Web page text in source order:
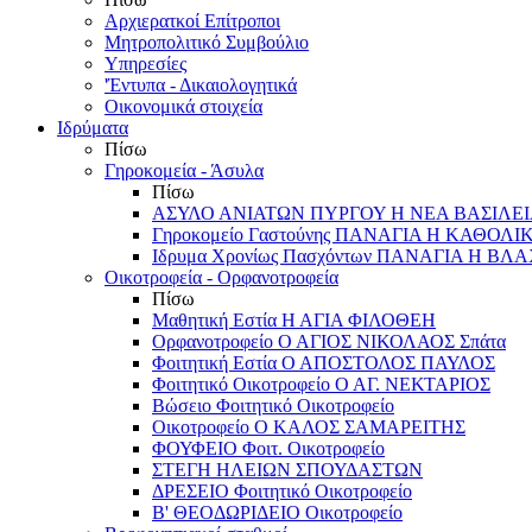
Αρχιερατκοί Επίτροποι
Μητροπολιτικό Συμβούλιο
Υπηρεσίες
'Έντυπα - Δικαιολογητικά
Οικονομικά στοιχεία
Ιδρύματα
Πίσω
Γηροκομεία - Άσυλα
Πίσω
ΑΣΥΛΟ ΑΝΙΑΤΩΝ ΠΥΡΓΟΥ Η ΝΕΑ
Γηροκομείο Γαστούνης ΠΑΝΑΓΙΑ Η
Ιδρυμα Χρονίως Πασχόντων ΠΑΝΑΓΙΑ Η
Οικοτροφεία - Ορφανοτροφεία
Πίσω
Μαθητική Εστία Η ΑΓΙΑ ΦΙΛΟΘΕΗ
Ορφανοτροφείο Ο ΑΓΙΟΣ ΝΙΚΟΛΑΟΣ Σπάτα
Φοιτητική Εστία Ο ΑΠΟΣΤΟΛΟΣ ΠΑΥΛΟΣ
Φοιτητικό Οικοτροφείο Ο ΑΓ. ΝΕΚΤΑΡΙΟΣ
Βώσειο Φοιτητικό Οικοτροφείο
Οικοτροφείο Ο ΚΑΛΟΣ ΣΑΜΑΡΕΙΤΗΣ
ΦΟΥΦΕΙΟ Φοιτ. Οικοτροφείο
ΣΤΕΓΗ ΗΛΕΙΩΝ ΣΠΟΥΔΑΣΤΩΝ
ΔΡΕΣΕΙΟ Φοιτητικό Οικοτροφείο
Β' ΘΕΟΔΩΡΙΔΕΙΟ Οικοτροφείο